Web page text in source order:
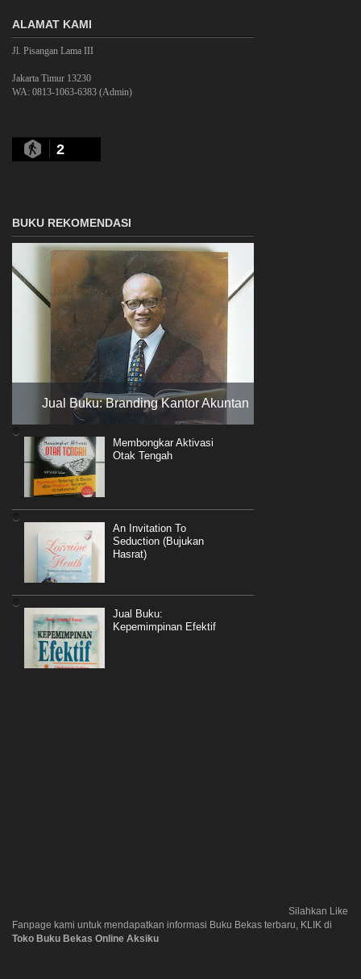
ALAMAT KAMI
Jl. Pisangan Lama III
Jakarta Timur 13230
WA: 0813-1063-6383 (Admin)
2
BUKU REKOMENDASI
Jual Buku: Branding Kantor Akuntan
Membongkar Aktivasi
Otak Tengah
An Invitation To
Seduction (Bujukan
Hasrat)
Jual Buku:
Kepemimpinan Efektif
Silahkan Like
Fanpage kami untuk mendapatkan informasi Buku Bekas terbaru, KLIK di
Toko Buku Bekas Online Aksiku